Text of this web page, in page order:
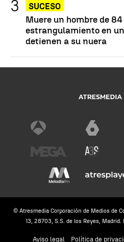
SUCESO
Muere un hombre de
estrangulamiento en
detienen a su nuera
© Atresmedia Corporación de Medios de
13, 28703, S.S. de los Reyes,
Aviso legal Política de